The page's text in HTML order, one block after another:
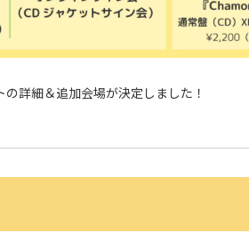
詳細＆追加会場が決定しました！